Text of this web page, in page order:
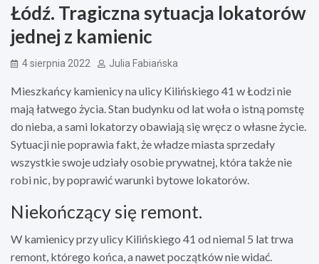
Łódź. Tragiczna sytuacja lokatorów
jednej z kamienic
4 sierpnia 2022 Julia Fabiańska
Mieszkańcy kamienicy na ulicy Kilińskiego 41 w Łodzi nie
mają łatwego życia. Stan budynku od lat woła o istną pomstę
do nieba, a sami lokatorzy obawiają się wręcz o własne życie.
Sytuacji nie poprawia fakt, że władze miasta sprzedały
wszystkie swoje udziały osobie prywatnej, która także nie
robi nic, by poprawić warunki bytowe lokatorów.
Niekończący się remont.
W kamienicy przy ulicy Kilińskiego 41 od niemal 5 lat trwa
remont, którego końca, a nawet początków nie widać.